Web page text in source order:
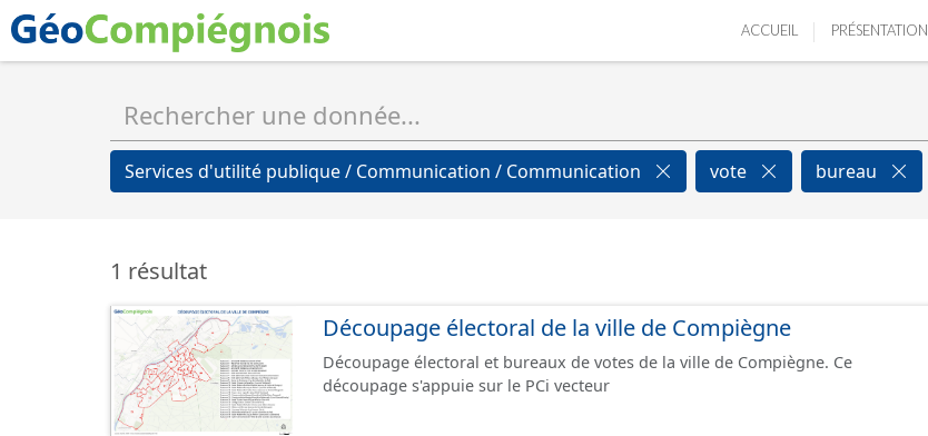
ACCUEIL PRÉSENTATION
Services d'utilité publique / Communication / Communication vote bureau
1 résultat
Découpage électoral de la ville de Compiègne
Découpage électoral et bureaux de votes de la ville de Compiègne. Ce
découpage s'appuie sur le PCi vecteur